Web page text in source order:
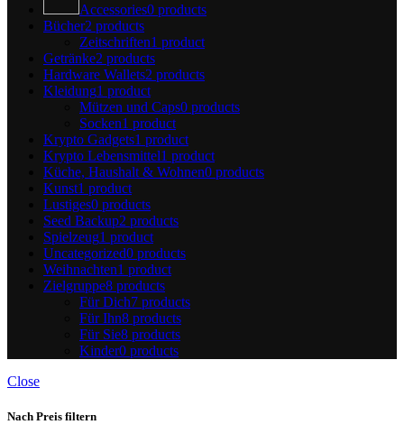
Accessories0 products
Bücher2 products
Zeitschriften1 product
Getränke2 products
Hardware Wallets2 products
Kleidung1 product
Mützen und Caps0 products
Socken1 product
Krypto Gadgets1 product
Krypto Lebensmittel1 product
Küche, Haushalt & Wohnen0 products
Kunst1 product
Lustiges0 products
Seed Backup2 products
Spielzeug1 product
Uncategorized0 products
Weihnachten1 product
Zielgruppe8 products
Für Dich7 products
Für Ihn8 products
Für Sie8 products
Kinder0 products
Close
Nach Preis filtern